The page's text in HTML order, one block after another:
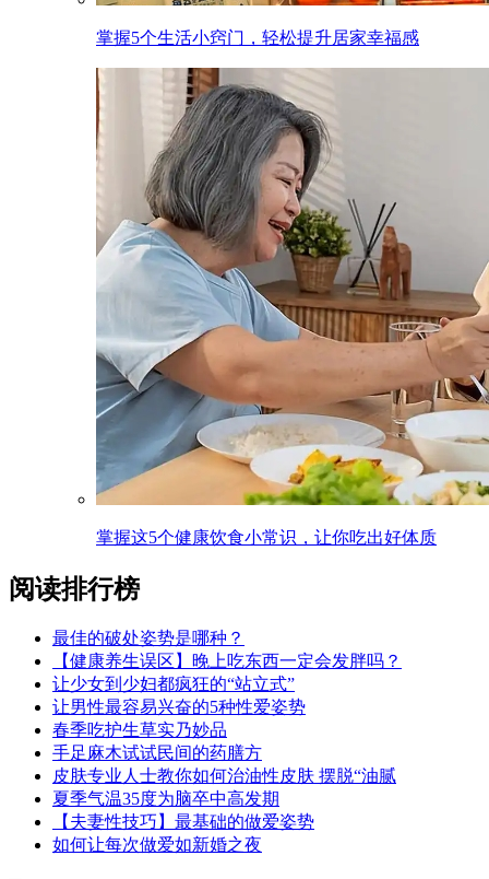
掌握5个生活小窍门，轻松提升居家幸福感
掌握这5个健康饮食小常识，让你吃出好体质
阅读排行榜
最佳的破处姿势是哪种？
【健康养生误区】晚上吃东西一定会发胖吗？
让少女到少妇都疯狂的“站立式”
让男性最容易兴奋的5种性爱姿势
春季吃护生草实乃妙品
手足麻木试试民间的药膳方
皮肤专业人士教你如何治油性皮肤 摆脱“油腻
夏季气温35度为脑卒中高发期
【夫妻性技巧】最基础的做爱姿势
如何让每次做爱如新婚之夜